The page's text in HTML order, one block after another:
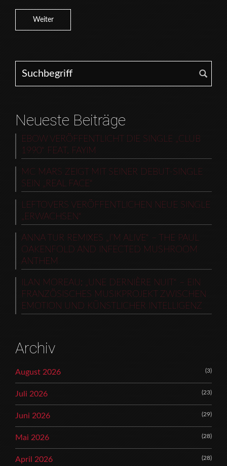
Weiter
Search for:
Neueste Beiträge
EBOW VERÖFFENTLICHT DIE SINGLE „CLUB
1990“ FEAT. FAYIM
MC MARS ZEIGT MIT SEINER DEBUT-SINGLE
SEIN „REAL FACE“
LEFTOVERS VERÖFFENTLICHEN NEUE SINGLE
„ERWACHSEN“
ANNA TUR REMIXES „I’M ALIVE“ – THE PAUL
OAKENFOLD AND INFECTED MUSHROOM
ANTHEM
ILAN MOREAU: „UNE DERNIÈRE NUIT“ – EIN
FRANZÖSISCHES MUSIKPROJEKT ZWISCHEN
EMOTION UND KÜNSTLICHER INTELLIGENZ
Archiv
August 2026 (3)
Juli 2026 (23)
Juni 2026 (29)
Mai 2026 (28)
April 2026 (28)